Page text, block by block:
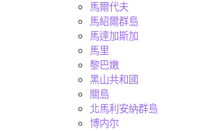
馬爾代夫
馬紹爾群島
馬達加斯加
馬里
黎巴嫩
黑山共和國
關島
北馬利安納群島
博内尔